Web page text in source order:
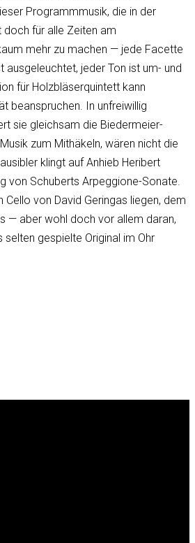
Programmmusik, die in der
doch für alle Zeiten am
mehr zu machen — jede Facette
ausgeleuchtet, jeder Ton ist um- und
für Holzbläserquintett kann
beanspruchen. In unfreiwillig
sie gleichsam die Biedermeier-
zum Mithäkeln, wären nicht die
klingt auf Anhieb Heribert
von Schuberts Arpeggione-Sonate.
Cello von David Geringas liegen, dem
— aber wohl doch vor allem daran,
gespielte Original im Ohr